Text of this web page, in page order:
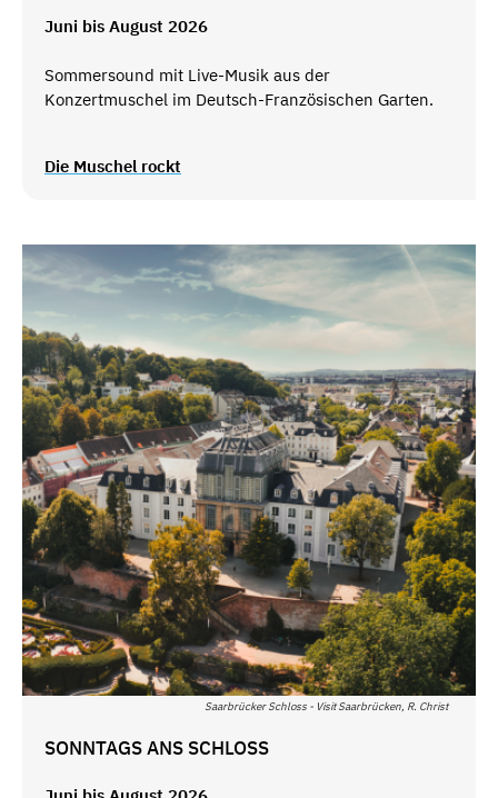
Juni bis August 2026
Sommersound mit Live-Musik aus der
Konzertmuschel im Deutsch-Französischen Garten.
Die Muschel rockt
Saarbrücker Schloss - Visit Saarbrücken, R. Christ
SONNTAGS ANS SCHLOSS